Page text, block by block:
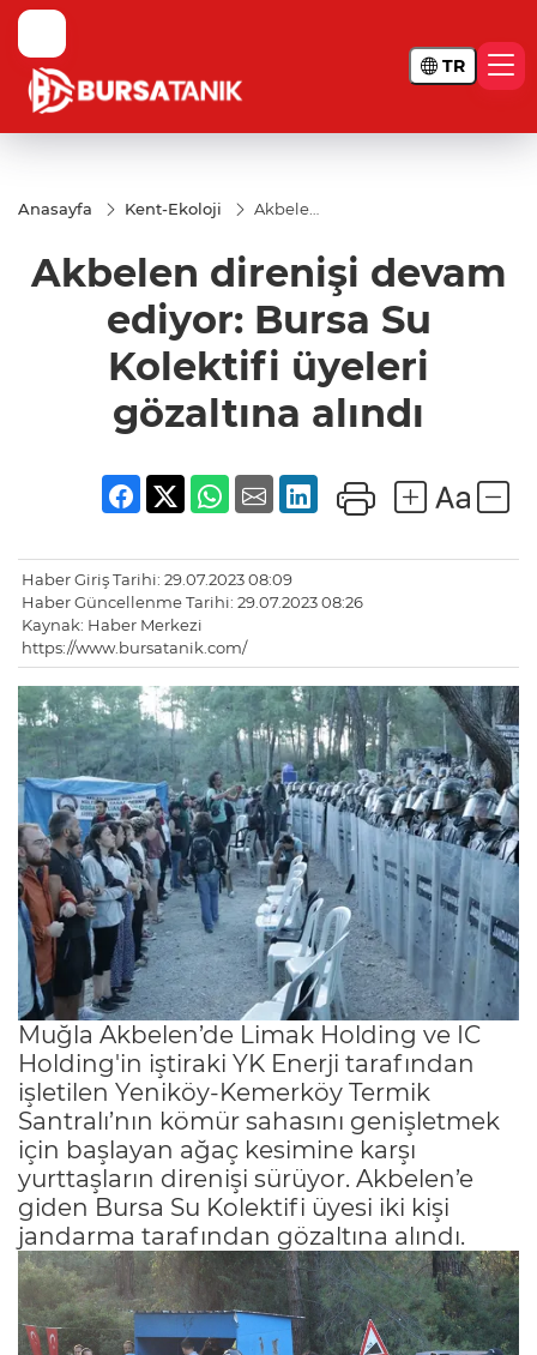
TR
Anasayfa Kent-Ekoloji
Akbelen
ediyor:
Bursa Su
Kolektifi
üyeleri
alındı
Akbelen direnişi devam
ediyor: Bursa Su
Kolektifi üyeleri
gözaltına alındı
Haber Giriş Tarihi: 29.07.2023 08:09
Haber Güncellenme Tarihi: 29.07.2023 08:26
Kaynak: Haber Merkezi
https://www.bursatanik.com/
Muğla Akbelen’de Limak Holding ve IC
Holding'in iştiraki YK Enerji tarafından
işletilen Yeniköy-Kemerköy Termik
Santralı’nın kömür sahasını genişletmek
için başlayan ağaç kesimine karşı
yurttaşların direnişi sürüyor. Akbelen’e
giden Bursa Su Kolektifi üyesi iki kişi
jandarma tarafından gözaltına alındı.